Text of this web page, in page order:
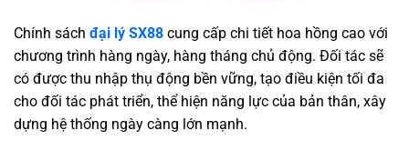
Chính sách đại lý SX88 cung cấp chi tiết hoa hồng cao với
chương trình hàng ngày, hàng tháng chủ động. Đối tác sẽ
có được thu nhập thụ động bền vững, tạo điều kiện tối đa
cho đối tác phát triển, thể hiện năng lực của bản thân, xây
dựng hệ thống ngày càng lớn mạnh.